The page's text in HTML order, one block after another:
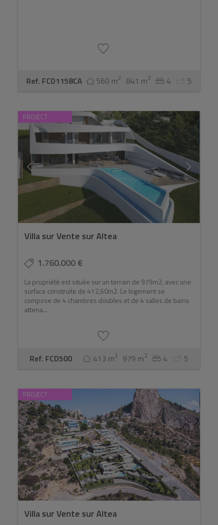
Ref. FCD1158CA 560 m2 841 m2 4 5
PROJECT
Villa sur Vente sur Altea
1.760.000 €
La propriété est située sur un terrain de 979m2, avec une
surface construite de 412,60m2. Le logement se
compose de 4 chambres doubles et de 4 salles de bains
attena...
Ref. FCD500 413 m2 979 m2 4 5
PROJECT
Villa sur Vente sur Altea